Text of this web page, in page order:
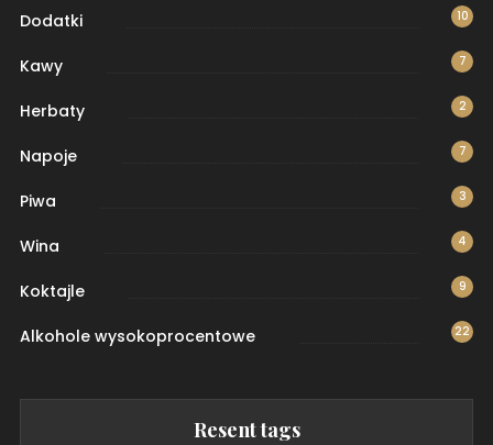
Dodatki 10
Kawy 7
Herbaty 2
Napoje 7
Piwa 3
Wina 4
Koktajle 9
Alkohole wysokoprocentowe 22
Resent tags